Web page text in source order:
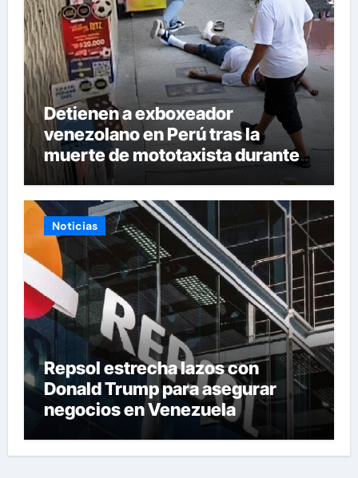
Detienen a exboxeador
venezolano en Perú tras la
muerte de mototaxista durante
una riña
Noticias
Repsol estrecha lazos con
Donald Trump para asegurar
negocios en Venezuela